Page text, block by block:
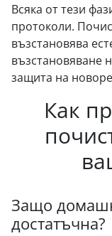
Всяка от тези
протоколи.
възстановява
възстановяване
защита на
Как
Защо
достатъчна?